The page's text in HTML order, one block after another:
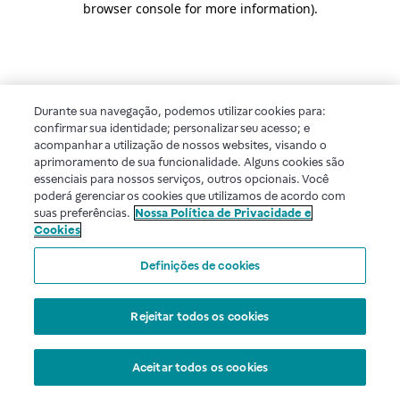
browser console for more information).
Durante sua navegação, podemos utilizar cookies para:
confirmar sua identidade; personalizar seu acesso; e
acompanhar a utilização de nossos websites, visando o
aprimoramento de sua funcionalidade. Alguns cookies são
essenciais para nossos serviços, outros opcionais. Você
poderá gerenciar os cookies que utilizamos de acordo com
suas preferências. Nossa Política de Privacidade e
Cookies
Definições de cookies
Rejeitar todos os cookies
Aceitar todos os cookies